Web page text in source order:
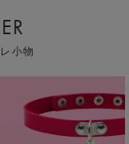
小物